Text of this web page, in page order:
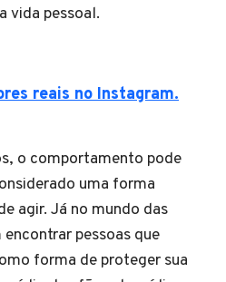
vida pessoal.
reais no Instagram.
o comportamento pode
uma forma
agir. Já no mundo das
pessoas que
forma de proteger sua